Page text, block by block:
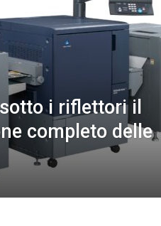
i riflettori il
completo delle